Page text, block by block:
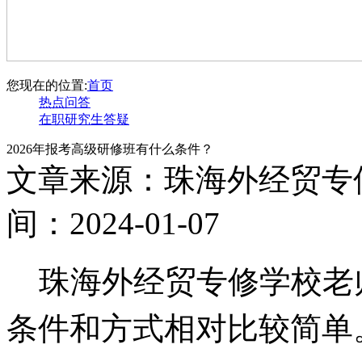
您现在的位置:首页
热点问答
在职研究生答疑
2026年报考高级研修班有什么条件？
文章来源：珠海外经贸
间：2024-01-07
珠海外经贸专修学校老
条件和方式相对比较简单